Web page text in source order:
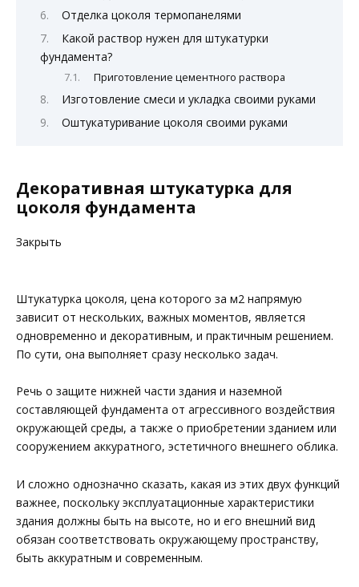
Отделка цоколя термопанелями
Какой раствор нужен для штукатурки
фундамента?
Приготовление цементного раствора
Изготовление смеси и укладка своими руками
Оштукатуривание цоколя своими руками
Декоративная штукатурка для
цоколя фундамента
Закрыть
Штукатурка цоколя, цена которого за м2 напрямую
зависит от нескольких, важных моментов, является
одновременно и декоративным, и практичным решением.
По сути, она выполняет сразу несколько задач.
Речь о защите нижней части здания и наземной
составляющей фундамента от агрессивного воздействия
окружающей среды, а также о приобретении зданием или
сооружением аккуратного, эстетичного внешнего облика.
И сложно однозначно сказать, какая из этих двух функций
важнее, поскольку эксплуатационные характеристики
здания должны быть на высоте, но и его внешний вид
обязан соответствовать окружающему пространству,
быть аккуратным и современным.